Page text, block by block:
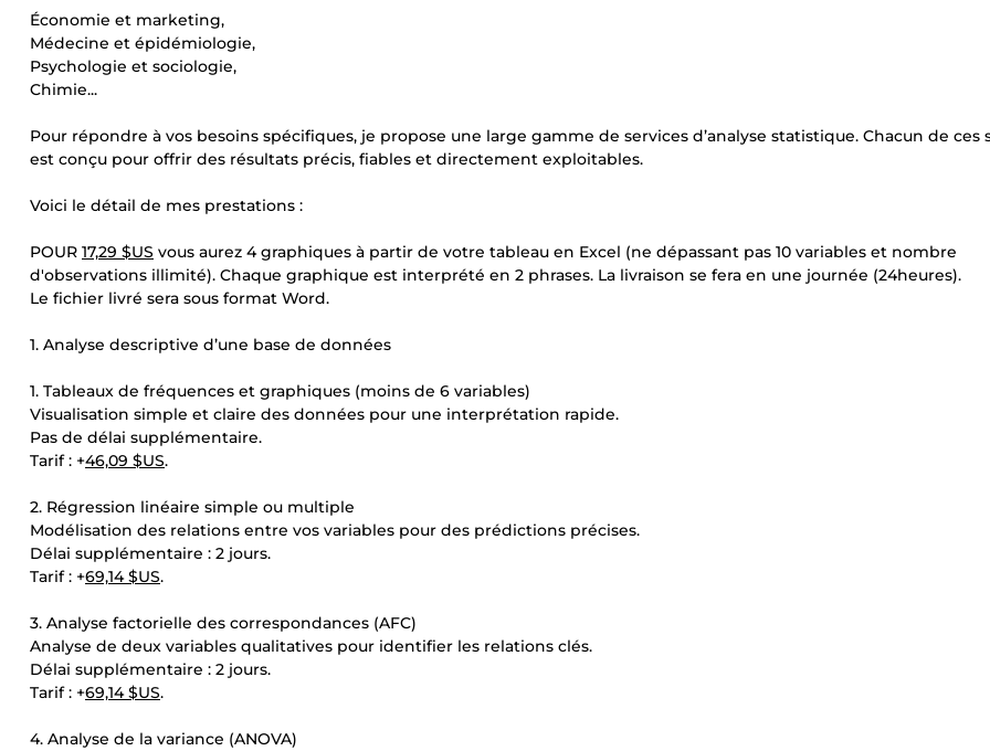
Économie et marketing,
Médecine et épidémiologie,
Psychologie et sociologie,
Chimie...
Pour répondre à vos besoins spécifiques, je propose une large gamme de services d’analyse statistique. Chacun de ces
est conçu pour offrir des résultats précis, fiables et directement exploitables.
Voici le détail de mes prestations :
POUR 17,29 $US vous aurez 4 graphiques à partir de votre tableau en Excel (ne dépassant pas 10 variables et nombre
d'observations illimité). Chaque graphique est interprété en 2 phrases. La livraison se fera en une journée (24heures).
Le fichier livré sera sous format Word.
1. Analyse descriptive d’une base de données
1. Tableaux de fréquences et graphiques (moins de 6 variables)
Visualisation simple et claire des données pour une interprétation rapide.
Pas de délai supplémentaire.
Tarif : +46,09 $US.
2. Régression linéaire simple ou multiple
Modélisation des relations entre vos variables pour des prédictions précises.
Délai supplémentaire : 2 jours.
Tarif : +69,14 $US.
3. Analyse factorielle des correspondances (AFC)
Analyse de deux variables qualitatives pour identifier les relations clés.
Délai supplémentaire : 2 jours.
Tarif : +69,14 $US.
4. Analyse de la variance (ANOVA)